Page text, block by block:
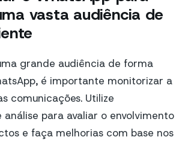
vasta audiência de
grande audiência de forma
é importante monitorizar a
comunicações. Utilize
para avaliar o envolvimento
e faça melhorias com base nos